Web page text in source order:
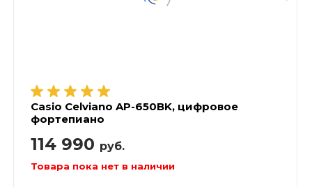
Casio Celviano AP-650BK, цифровое
фортепиано
114 990 руб.
Товара пока нет в наличии